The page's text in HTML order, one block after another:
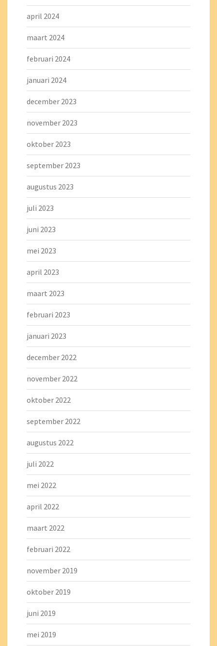
april 2024
maart 2024
februari 2024
januari 2024
december 2023
november 2023
oktober 2023
september 2023
augustus 2023
juli 2023
juni 2023
mei 2023
april 2023
maart 2023
februari 2023
januari 2023
december 2022
november 2022
oktober 2022
september 2022
augustus 2022
juli 2022
mei 2022
april 2022
maart 2022
februari 2022
november 2019
oktober 2019
juni 2019
mei 2019